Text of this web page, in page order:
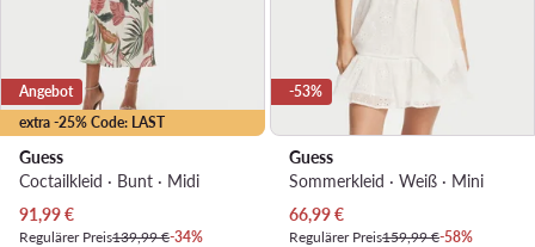
extra -25% Code: LAST
Angebot
Guess
Coctailkleid · Bunt · Midi
Aktueller Preis
91,99€
Regulärer Preis139,99 €-34%
-53%
Guess
Sommerkleid · Weiß · Mini
Aktueller Preis
66,99€
Regulärer Preis159,99 €-58%